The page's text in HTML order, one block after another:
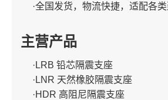
·全国发货，物流快捷，适配各
主营产品
·LRB 铅芯隔震支座
·LNR 天然橡胶隔震支座
·HDR 高阻尼隔震支座